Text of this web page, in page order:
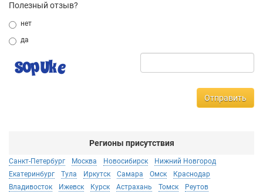
Полезный отзыв?
нет
да
Отправить
Регионы присутствия
Санкт-Петербург Москва Новосибирск
Нижний Новгород
Екатеринбург
Тула Иркутск Самара Омск
Краснодар
Владивосток
Ижевск Курск Астрахань Томск
Реутов